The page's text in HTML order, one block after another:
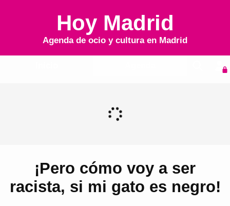
Hoy Madrid
Agenda de ocio y cultura en Madrid
¡Pero cómo voy a ser
racista, si mi gato es negro!